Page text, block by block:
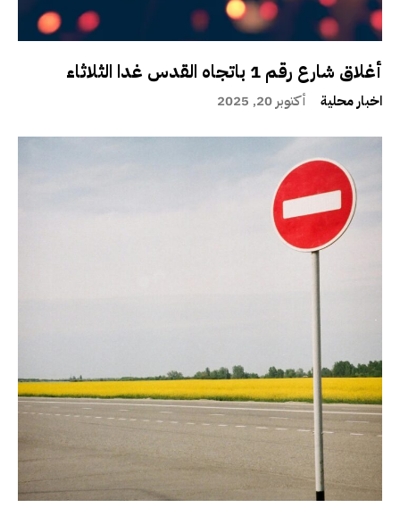
أغلاق شارع رقم 1 باتجاه القدس غدا الثلاثاء
اخبار محلية أكتوبر 20, 2025